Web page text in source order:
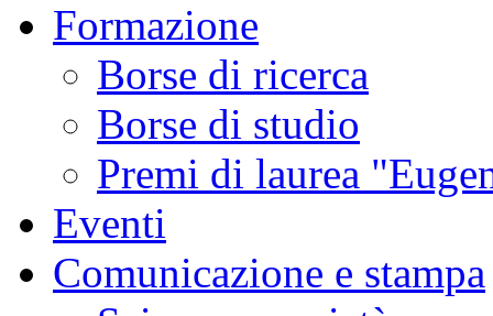
Formazione
Borse di ricerca
Borse di studio
Premi di laurea
Eventi
Comunicazione e stampa